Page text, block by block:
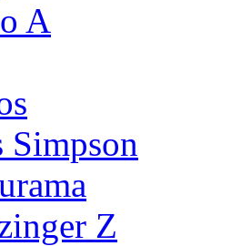
A
Simpson
Z